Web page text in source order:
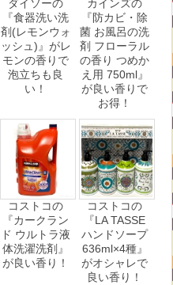
ダイソーの
『食器洗い洗
剤(レモンウォ
ッシュ)』がレ
モンの香りで
泡立ちも良
い！
カインズの
『防カビ・除
菌 お風呂の洗
剤 フローラル
の香り つめか
え用 750ml』
が良い香りで
お得！
コストコの
『カークラン
ド ウルトラ液
体洗濯洗剤』
が良い香り！
コストコの
『LA TASSE
ハンドソープ
636ml×4種』
がオシャレで
良い香り！